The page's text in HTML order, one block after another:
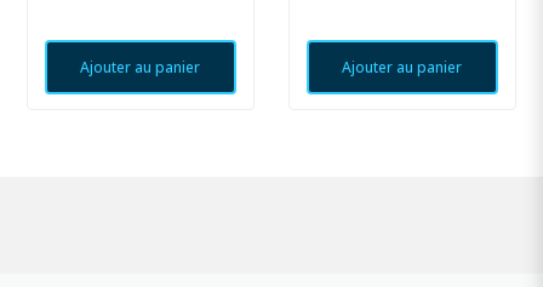
Ajouter au panier Ajouter au panier